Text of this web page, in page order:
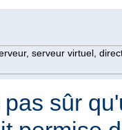
serveur virtuel,
sûr